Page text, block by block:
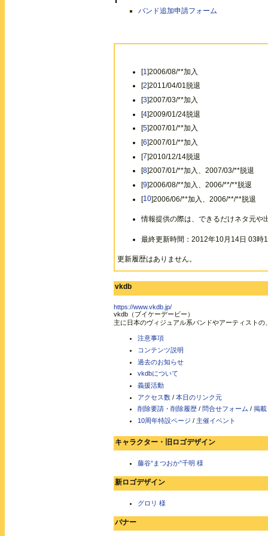
バンド追加申請フォーム
[1 ]2006/08/**加入
[2]2011/04/01脱退
[3]2007/03/**加入
[4]2009/01/24脱退
[5]2007/01/**加入
[6]2007/01/**加入
[7]2010/12/14脱退
[8]2007/01/**加入、2007/03/**脱退
[9]2006/08/**加入、2006/**/**脱退
[10]2006/06/**加入、2006/**/**脱退
情報提供の際は、できるだけネタ元
最終更新時間：2012年10月14日 03時
更新履歴はありません。
vkdb
https://www.vkdb.jp/
vkdb（ブイケーデービー）
主に日本のヴィジュアル系バンドやアーティスト
注意事項
コンテンツ説明
過去のお知らせ
vkdbについて
義援活動
アクセス数 / 本日のリンク元
削除要請・削除履歴 / 問合せフォーム / 掲載
10周年特設ページ / 主催イベント
キャラクター・旧ロゴデザイン
藤谷“まつおか”千明 様
新ロゴデザイン
グロリ 様
バナー